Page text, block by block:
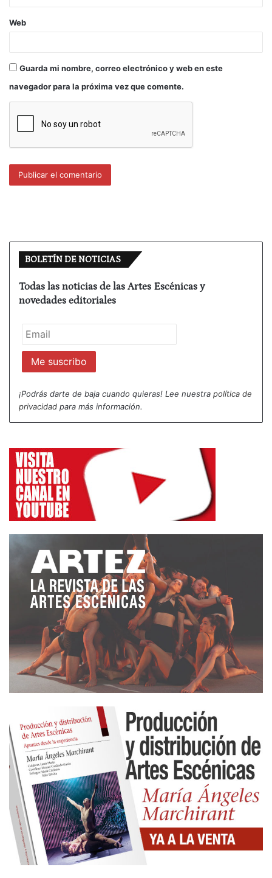
Web
Guarda mi nombre, correo electrónico y web en este
navegador para la próxima vez que comente.
BOLETÍN DE NOTICIAS
Todas las noticias de las Artes Escénicas y
novedades editoriales
¡Podrás darte de baja cuando quieras! Lee nuestra política de
privacidad para más información.